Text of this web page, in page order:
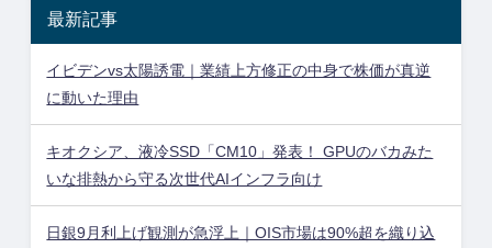
最新記事
イビデンvs太陽誘電｜業績上方修正の中身で株価が真逆
に動いた理由
キオクシア、液冷SSD「CM10」発表！ GPUのバカみた
いな排熱から守る次世代AIインフラ向け
日銀9月利上げ観測が急浮上｜OIS市場は90%超を織り込